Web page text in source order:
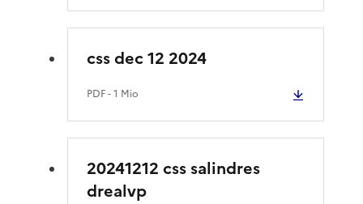
css dec 12 2024
PDF- 1 Mio
20241212 css salindres
drealvp